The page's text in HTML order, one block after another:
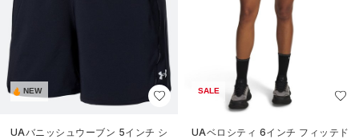
NEW
UAバニッシュウーブン 5インチ シ
SALE
UAベロシティ 6インチ フィッテド